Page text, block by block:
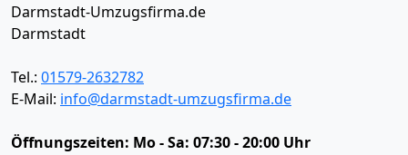
Darmstadt-Umzugsfirma.de
Darmstadt
Tel.: 01579-2632782
E-Mail: info@darmstadt-umzugsfirma.de
Öffnungszeiten: Mo - Sa: 07:30 - 20:00 Uhr